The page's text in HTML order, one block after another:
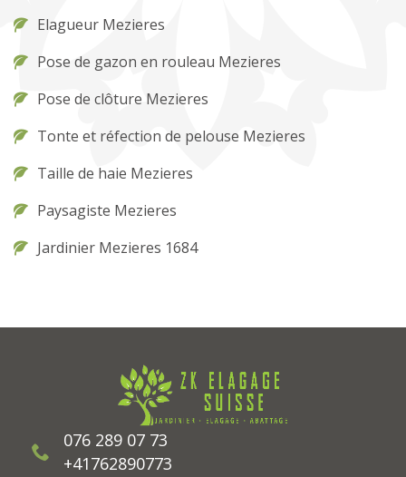
Elagueur Mezieres
Pose de gazon en rouleau Mezieres
Pose de clôture Mezieres
Tonte et réfection de pelouse Mezieres
Taille de haie Mezieres
Paysagiste Mezieres
Jardinier Mezieres 1684
076 289 07 73
+41762890773